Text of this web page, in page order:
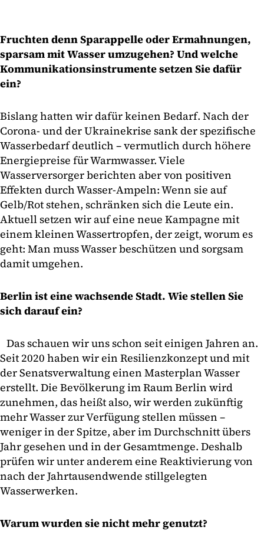
Fruchten denn Sparappelle oder Ermahnungen,
sparsam mit Wasser umzugehen? Und welche
Kommunikationsinstrumente setzen Sie dafür
ein?
Bislang hatten wir dafür keinen Bedarf. Nach der
Corona- und der Ukrainekrise sank der spezifische
Wasserbedarf deutlich – vermutlich durch höhere
Energiepreise für Warmwasser. Viele
Wasserversorger berichten aber von positiven
Effekten durch Wasser-Ampeln: Wenn sie auf
Gelb/Rot stehen, schränken sich die Leute ein.
Aktuell setzen wir auf eine neue Kampagne mit
einem kleinen Wassertropfen, der zeigt, worum es
geht: Man muss Wasser beschützen und sorgsam
damit umgehen.
Berlin ist eine wachsende Stadt. Wie stellen Sie
sich darauf ein?
Das schauen wir uns schon seit einigen Jahren an.
Seit 2020 haben wir ein Resilienzkonzept und mit
der Senatsverwaltung einen Masterplan Wasser
erstellt. Die Bevölkerung im Raum Berlin wird
zunehmen, das heißt also, wir werden zukünftig
mehr Wasser zur Verfügung stellen müssen –
weniger in der Spitze, aber im Durchschnitt übers
Jahr gesehen und in der Gesamtmenge. Deshalb
prüfen wir unter anderem eine Reaktivierung von
nach der Jahrtausendwende stillgelegten
Wasserwerken.
Warum wurden sie nicht mehr genutzt?